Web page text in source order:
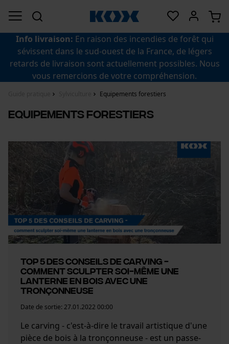
Info livraison: En raison des incendies de forêt qui
sévissent dans le sud-ouest de la France, de légers
retards de livraison sont actuellement possibles. Nous
vous remercions de votre compréhension.
Equipements forestiers
Equipements forestiers
Top 5 des conseils de carving -
comment sculpter soi-même une
lanterne en bois avec une
tronçonneuse
Date de sortie: 27.01.2022 00:00
Le carving - c'est-à-dire le travail artistique d'une
pièce de bois à la tronçonneuse - est un passe-